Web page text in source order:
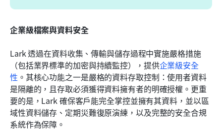
企業級檔案與資料安全
Lark 透過在資料收集、傳輸與儲存過程中實施嚴格措施
（包括業界標準的加密與持續監控），提供企業級安全
性 。其核心功能之一是嚴格的資料存取控制：使用者資料
是隔離的，且存取必須獲得資料擁有者的明確授權。更重
要的是，Lark 確保客戶能完全掌控並擁有其資料，並以區
域性資料儲存、定期災難復原演練，以及完整的安全合規
系統作為保障。